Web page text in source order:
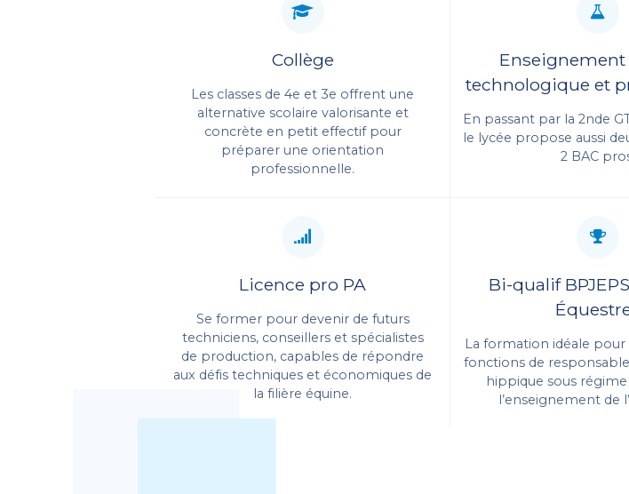
BTS ACS'AGRI ET MONITORAT ÉQUESTRE
BI-QUALIF
UNIQUE DANS L'OUEST
Collège
Les classes de 4e et 3e offrent une
alternative scolaire valorisante et
concrète en petit effectif pour
préparer une orientation
professionnelle.
Enseignement
technologique et
En passant par la 2nde
le lycée propose aussi
2 BAC
Licence pro PA
Se former pour devenir de futurs
techniciens, conseillers et spécialistes
de production, capables de répondre
aux défis techniques et économiques de
la filière équine.
Bi-qualif
La formation idéale pour
fonctions de
hippique sous
l’enseignement de